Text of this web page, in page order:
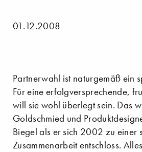
01.12.2008
Partnerwahl ist naturgemäß ein
Für eine erfolgversprechende,
will sie wohl überlegt sein. Das
Goldschmied und
Biegel als er sich 2002 zu einer
Zusammenarbeit entschloss.